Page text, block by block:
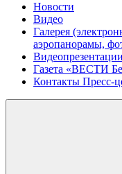
Новости
Видео
Галерея
аэропанорамы,
Видеопрезентации
Газета «ВЕСТИ
Контакты Пресс-